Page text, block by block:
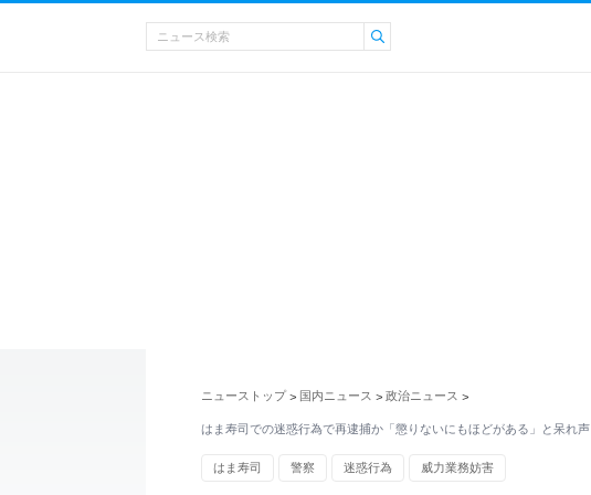
ニューストップ > 国内ニュース > 政治ニュース >
はま寿司での迷惑行為で再逮捕か「懲りないにもほどがある」と呆れ声
はま寿司 警察 迷惑行為 威力業務妨害